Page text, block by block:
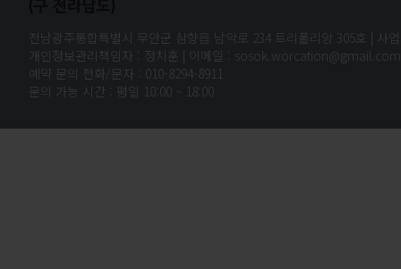
전남광주통합특별시 무안군 삼향읍 남악로 234 트리폴리앙 305호 | 사
개인정보관리책임자 : 정치훈 | 이메일 :
예약 문의 전화/문자 : 010-8294-8911
문의 가능 시간 : 평일 10:00 ~ 18:00